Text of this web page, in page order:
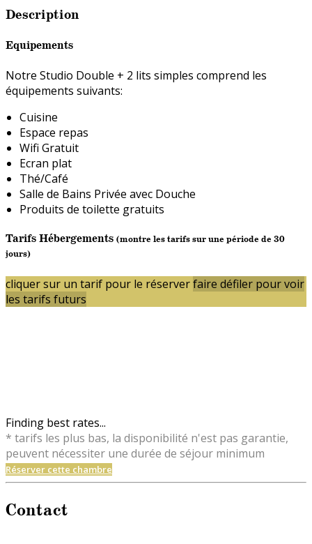
Description
Equipements
Notre Studio Double + 2 lits simples comprend les
équipements suivants:
Cuisine
Espace repas
Wifi Gratuit
Ecran plat
Thé/Café
Salle de Bains Privée avec Douche
Produits de toilette gratuits
Tarifs Hébergements (montre les tarifs sur une période de 30
jours)
cliquer sur un tarif pour le réserverfaire défiler pour voir
les tarifs futurs
Finding best rates...
* tarifs les plus bas, la disponibilité n'est pas garantie,
peuvent nécessiter une durée de séjour minimum
Réserver cette chambre
Contact